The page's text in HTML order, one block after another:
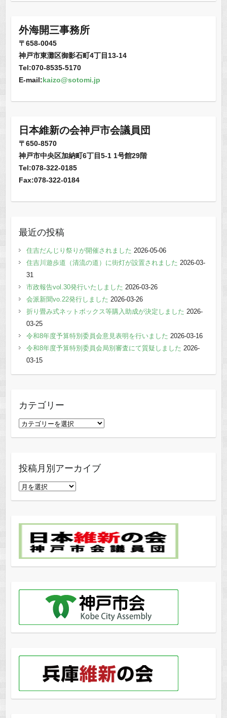
o
k
外海開三事務所
〒658-0045
神戸市東灘区御影石町4丁目13-14
Tel:070-8535-5170
E-mail:kaizo@sotomi.jp
日本維新の会神戸市会議員団
〒650-8570
神戸市中央区加納町6丁目5-1 1号館29階
Tel:078-322-0185
Fax:078-322-0184
最近の投稿
住吉だんじり祭りが開催されました 2026-05-06
住吉川遊歩道（清流の道）に街灯が設置されました 2026-03-
31
市政報告vol.30発行いたしました 2026-03-26
会派新聞vo.22発行しました 2026-03-26
折り畳み式ネットボックス等購入助成が決定しました 2026-
03-25
令和8年度予算特別委員会意見表明を行いました 2026-03-16
令和8年度予算特別委員会局別審査にて質疑しました 2026-
03-15
カテゴリー
カ
テ
ー
投稿月別アーカイブ
投
稿
別
カ